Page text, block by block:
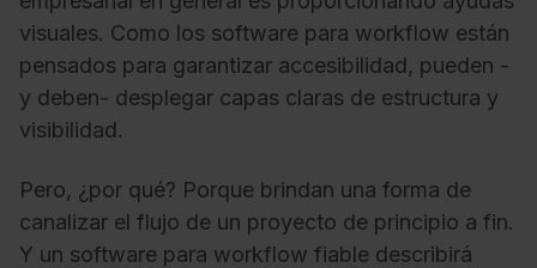
visuales. Como los software para workflow están
pensados para garantizar accesibilidad, pueden -
y deben- desplegar capas claras de estructura y
visibilidad.
Pero, ¿por qué? Porque brindan una forma de
canalizar el flujo de un proyecto de principio a fin.
Y un software para workflow fiable describirá